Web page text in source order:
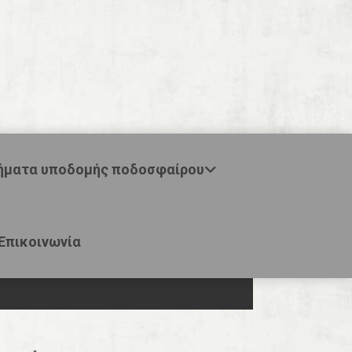
υποδομής ποδοσφαίρου